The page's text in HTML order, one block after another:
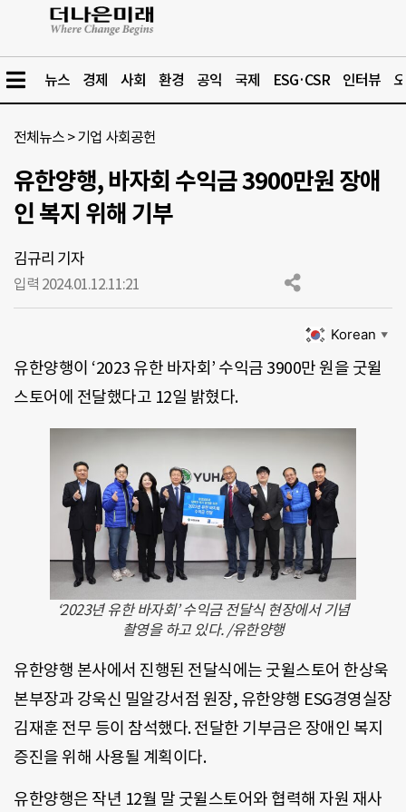
뉴스 경제 사회 환경 공익 국제 ESG·CSR 인터뷰
전체뉴스 >기업 사회공헌
유한양행, 바자회 수익금 3900만원 장애
인 복지 위해 기부
김규리 기자
입력 2024.01.12.11:21
Korean ▼
유한양행이 ‘2023 유한 바자회’ 수익금 3900만 원을 굿윌
스토어에 전달했다고 12일 밝혔다.
‘2023년 유한 바자회’ 수익금 전달식 현장에서 기념
촬영을 하고 있다. /유한양행
유한양행 본사에서 진행된 전달식에는 굿윌스토어 한상욱
본부장과 강욱신 밀알강서점 원장, 유한양행 ESG경영실장
김재훈 전무 등이 참석했다. 전달한 기부금은 장애인 복지
증진을 위해 사용될 계획이다.
유한양행은 작년 12월 말 굿윌스토어와 협력해 자원 재사